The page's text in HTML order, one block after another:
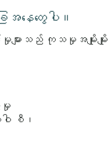
နေတွေပါ။
းသည် ကုသမှုအမျိုးမျိုးအ
မှု
ါ စီ၊